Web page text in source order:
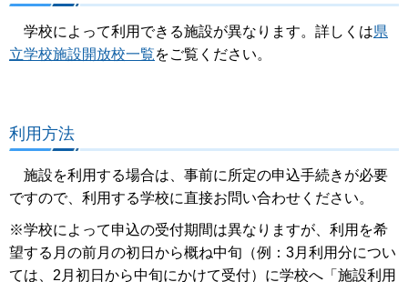
学校によって利用できる施設が異なります。詳しくは県
立学校施設開放校一覧をご覧ください。
利用方法
施設を利用する場合は、事前に所定の申込手続きが必要
ですので、利用する学校に直接お問い合わせください。
※学校によって申込の受付期間は異なりますが、利用を希
望する月の前月の初日から概ね中旬（例：3月利用分につい
ては、2月初日から中旬にかけて受付）に学校へ「施設利用